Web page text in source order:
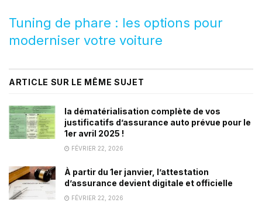
Tuning de phare : les options pour
moderniser votre voiture
ARTICLE SUR LE MÊME SUJET
la dématérialisation complète de vos
justificatifs d’assurance auto prévue pour le
1er avril 2025 !
FÉVRIER 22, 2026
À partir du 1er janvier, l’attestation
d’assurance devient digitale et officielle
FÉVRIER 22, 2026